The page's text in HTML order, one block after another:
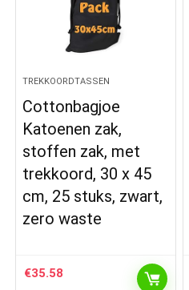
TREKKOORDTASSEN
Cottonbagjoe
Katoenen zak,
stoffen zak, met
trekkoord, 30 x 45
cm, 25 stuks, zwart,
zero waste
€35.58